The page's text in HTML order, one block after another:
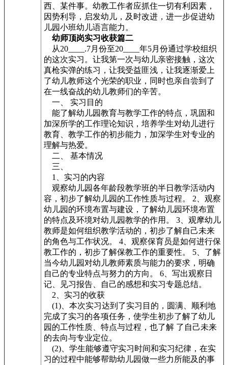
西、某件事。幼教工作者应抓住一切有利因素，
因势利导，启发幼儿，及时改进，进一步促进幼
儿园小班幼儿语言能力。
幼师顶岗实习收获篇二
从20____.7月份至20____年5月份通过学校组织
的这次实习。让我第一次与幼儿亲密接触，这次
真枪实弹的练习，让我受益匪浅，让我逐渐爱上
了幼儿教师这个光荣的职业，同时也亲自尝到了
在一线奋战的幼儿教师们的辛苦。
一、 实习目的
能了解幼儿园教育与教学工作的特点，巩固和
加深所学的工作理论知识，培养学生对幼儿进行
教育、教学工作的初步能力，加深学生对专业的
理解与热爱。
二、 基本情况
三、
1、实习的内容
观察幼儿园各年龄段教学班的半日教学活动内
容，初步了解幼儿园的工作性质与过程。 2、观察
幼儿园的环境布置与建设，了解幼儿园环境布置
的特点及环境对幼儿园教学的作用。 3、观摩幼儿
教师是如何组织教学活动的，初步了解自己未来
的角色与工作状况。 4、观察保育员是如何进行保
教工作的，初步了解保教工作的重要性。 5、了解
当今幼儿园对幼儿教师素质与能力的要求，明确
自己的专业特点与努力的方向。 6、写出观察日
记、见习报告、自己的感想和实习专题总结。
2、实习的收获
(1)、本次实习达到了实习目的，圆满、顺利地
完成了实习的各项任务，使学生初步了解了幼儿
园的工作性质、特点与过程，也了解 了自己未来
的去向与专业定位。
(2)、学生能够遵守实习时间和实习纪律，在实
习的过程中能够帮助幼儿园做一些力所能及的事